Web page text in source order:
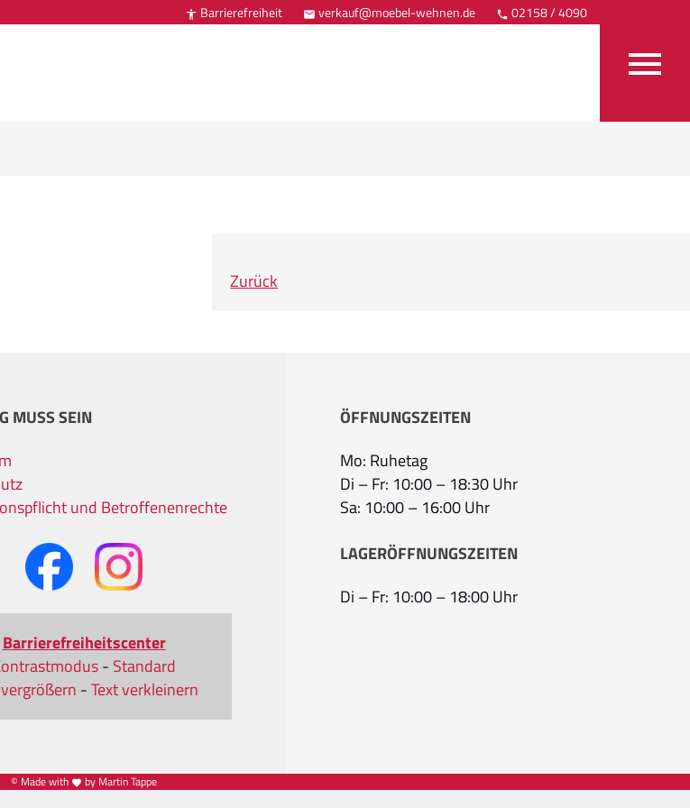
 Barrierefreiheit  verkauf@moebel-wehnen.de  02158 / 4090
Zurück
MUSS SEIN
und Betroffenenrechte
Barrierefreiheitscenter
- Standard
-Text verkleinern
ÖFFNUNGSZEITEN
Mo: Ruhetag
Di – Fr: 10:00 – 18:30 Uhr
Sa: 10:00 – 16:00 Uhr
LAGERÖFFNUNGSZEITEN
Di – Fr: 10:00 – 18:00 Uhr
© Made with by Martin Tappe